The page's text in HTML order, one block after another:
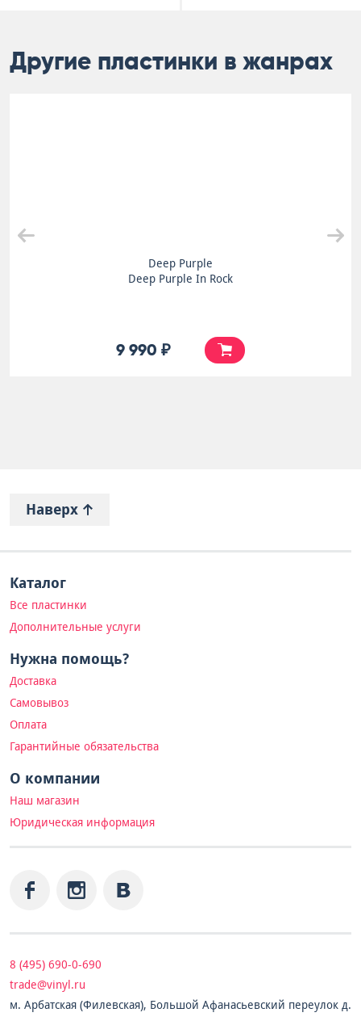
Другие пластинки в жанрах
Deep Purple
Deep Purple In Rock
9 990 ₽
Наверх
Каталог
Все пластинки
Дополнительные услуги
Нужна помощь?
Доставка
Самовывоз
Оплата
Гарантийные обязательства
О компании
Наш магазин
Юридическая информация
8 (495) 690-0-690
trade@vinyl.ru
м. Арбатская (Филевская), Большой Афанасьевский переулок д.